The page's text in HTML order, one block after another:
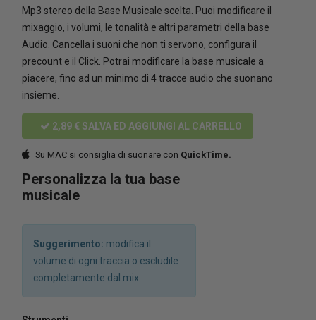
Mp3 stereo della Base Musicale scelta. Puoi modificare il
mixaggio, i volumi, le tonalità e altri parametri della base
Audio. Cancella i suoni che non ti servono, configura il
precount e il Click. Potrai modificare la base musicale a
piacere, fino ad un minimo di 4 tracce audio che suonano
insieme.
2,89 € SALVA ED AGGIUNGI AL CARRELLO
Su MAC si consiglia di suonare con QuickTime.
Personalizza la tua base
musicale
Suggerimento: modifica il
volume di ogni traccia o escludile
completamente dal mix